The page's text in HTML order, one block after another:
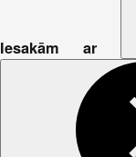
Iesakām ar